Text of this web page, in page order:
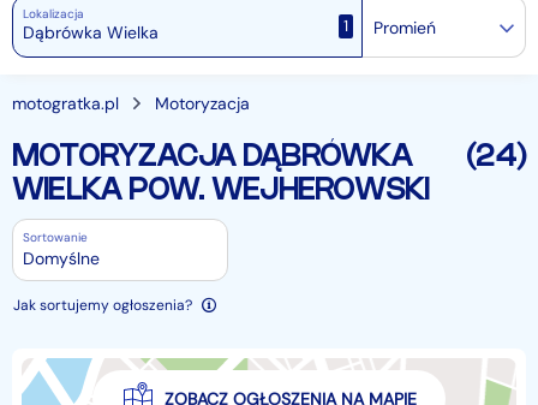
Lokalizacja
1 Promień
motogratka.pl Motoryzacja
MOTORYZACJA DĄBRÓWKA
WIELKA POW. WEJHEROWSKI
(24)
Sortowanie
Domyślne
Jak sortujemy ogłoszenia?
ZOBACZ OGŁOSZENIA NA MAPIE